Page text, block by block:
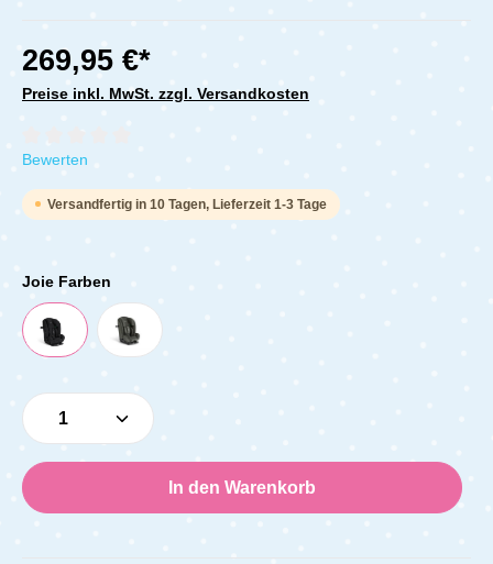
269,95 €*
Preise inkl. MwSt. zzgl. Versandkosten
Durchschnittliche Bewertung von 0 von 5 Sternen
Bewerten
Versandfertig in 10 Tagen, Lieferzeit 1-3 Tage
Joie Farben
Produkt Anzahl: Gib den gewünschten
In den Warenkorb